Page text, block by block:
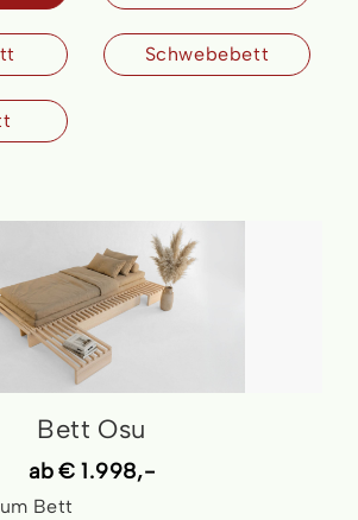
Schwebebett
Bett Osu
ab€ 1.998,-
Bett